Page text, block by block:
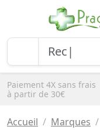
Paiement 4X sans frais
à partir de 30€
Accueil Marques